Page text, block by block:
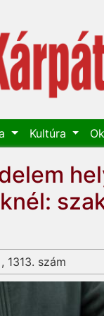
Kultúra
1313. szám